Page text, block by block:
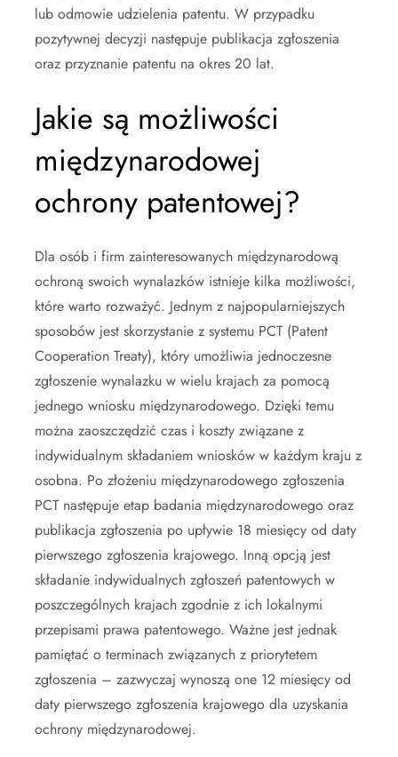
lub odmowie udzielenia patentu. W przypadku
pozytywnej decyzji następuje publikacja zgłoszenia
oraz przyznanie patentu na okres 20 lat.
Jakie są możliwości
międzynarodowej
ochrony patentowej?
Dla osób i firm zainteresowanych międzynarodową
ochroną swoich wynalazków istnieje kilka możliwości,
które warto rozważyć. Jednym z najpopularniejszych
sposobów jest skorzystanie z systemu PCT (Patent
Cooperation Treaty), który umożliwia jednoczesne
zgłoszenie wynalazku w wielu krajach za pomocą
jednego wniosku międzynarodowego. Dzięki temu
można zaoszczędzić czas i koszty związane z
indywidualnym składaniem wniosków w każdym kraju z
osobna. Po złożeniu międzynarodowego zgłoszenia
PCT następuje etap badania międzynarodowego oraz
publikacja zgłoszenia po upływie 18 miesięcy od daty
pierwszego zgłoszenia krajowego. Inną opcją jest
składanie indywidualnych zgłoszeń patentowych w
poszczególnych krajach zgodnie z ich lokalnymi
przepisami prawa patentowego. Ważne jest jednak
pamiętać o terminach związanych z priorytetem
zgłoszenia – zazwyczaj wynoszą one 12 miesięcy od
daty pierwszego zgłoszenia krajowego dla uzyskania
ochrony międzynarodowej.